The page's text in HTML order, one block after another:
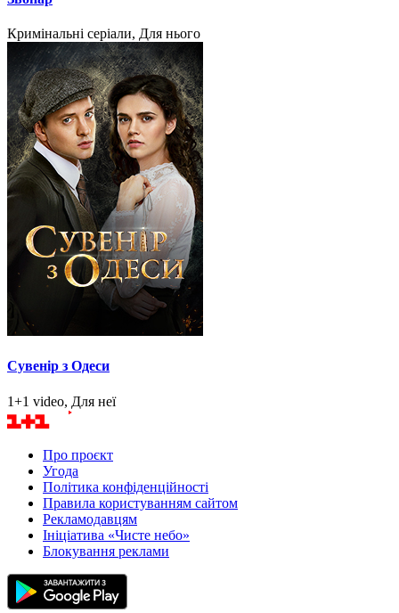
Кримінальні серіали, Для нього
Сувенір з Одеси
1+1 video, Для неї
Про проєкт
Угода
Політика конфіденційності
Правила користуванням сайтом
Рекламодавцям
Ініціатива «Чисте небо»
Блокування реклами